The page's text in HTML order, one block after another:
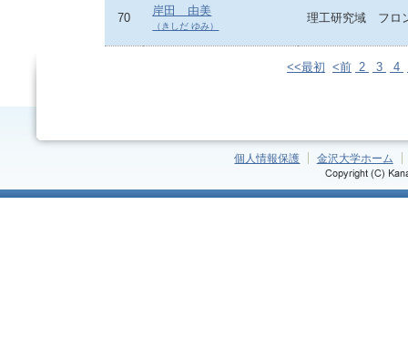
70
岸田 由美
（きしだ ゆみ）
理工研究域 フロ
<<最初 <前 2 3 4
個人情報保護 金沢大学ホーム